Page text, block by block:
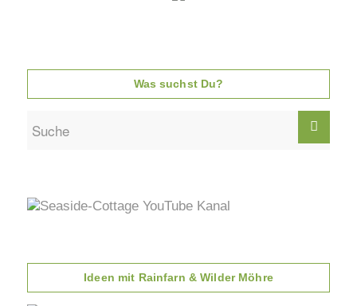
Was suchst Du?
Ideen mit Rainfarn & Wilder Möhre